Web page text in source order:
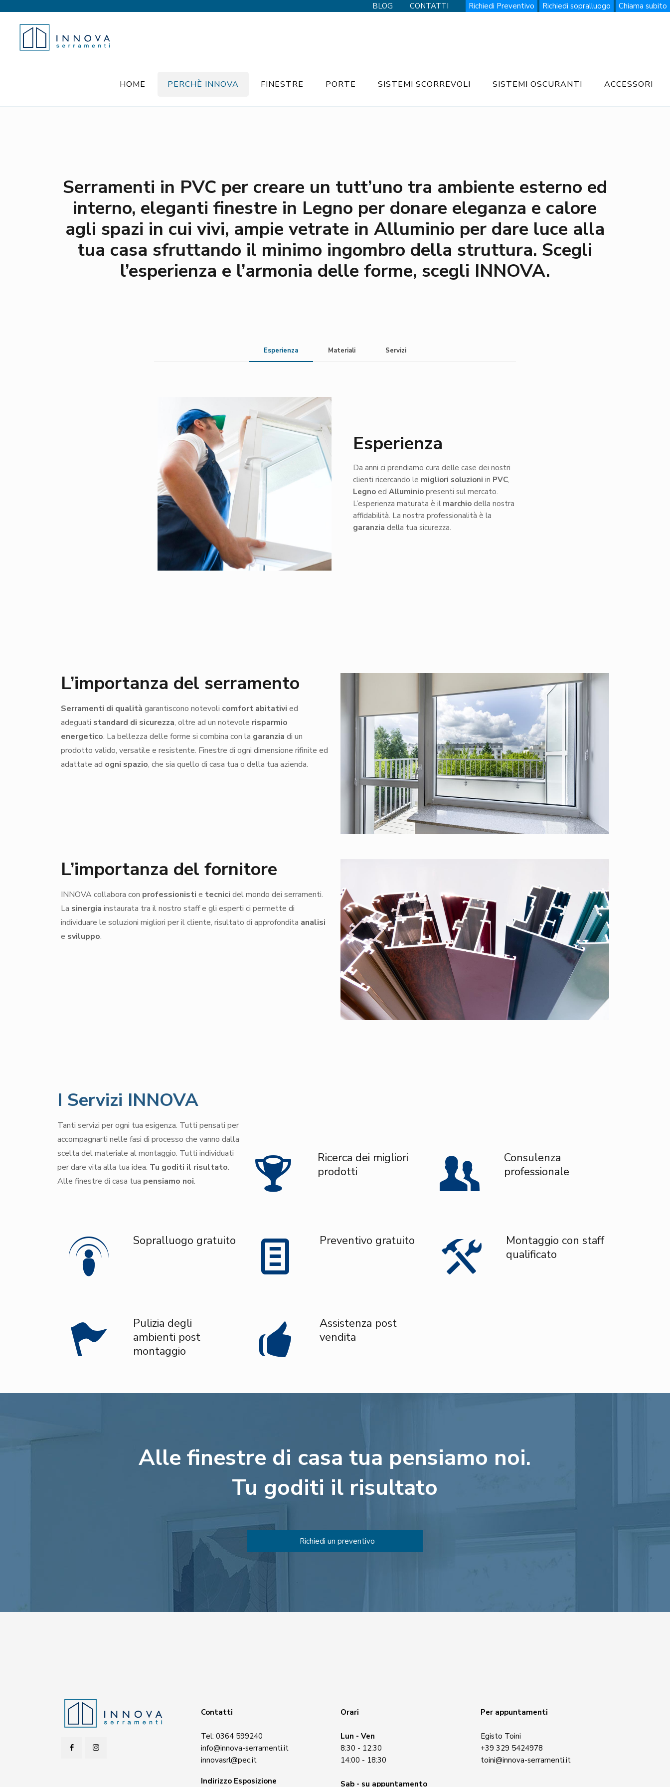
BLOG CONTATTI Richiedi Preventivo Richiedi sopralluogo Chiama subito
HOME PERCHÈ INNOVA FINESTRE PORTE SISTEMI SCORREVOLI SISTEMI OSCURANTI ACCESSORI
Serramenti in PVC per creare un tutt’uno tra ambiente esterno ed
interno, eleganti finestre in Legno per donare eleganza e calore
agli spazi in cui vivi, ampie vetrate in Alluminio per dare luce alla
tua casa sfruttando il minimo ingombro della struttura. Scegli
l’esperienza e l’armonia delle forme, scegli INNOVA.
Esperienza Materiali Servizi
Esperienza
Da anni ci prendiamo cura delle case dei nostri
clienti ricercando le migliori soluzioni in PVC,
Legno edAlluminio presenti sul mercato.
L’esperienza maturata è il marchio della nostra
affidabilità. La nostra professionalità è la
garanzia della tua sicurezza.
L’importanza del serramento
Serramenti di qualità garantiscono notevoli comfort abitativi ed
adeguati standard di sicurezza, oltre ad un notevole risparmio
energetico. La bellezza delle forme si combina con la garanzia di un
prodotto valido, versatile e resistente. Finestre di ogni dimensione rifinite ed
adattate ad ogni spazio, che sia quello di casa tua o della tua azienda.
L’importanza del fornitore
INNOVA collabora con professionisti e tecnici del mondo dei serramenti.
La sinergia instaurata tra il nostro staff e gli esperti ci permette di
individuare le soluzioni migliori per il cliente, risultato di approfondita analisi
e sviluppo.
I Servizi INNOVA
Tanti servizi per ogni tua esigenza. Tutti pensati per
accompagnarti nelle fasi di processo che vanno dalla
scelta del materiale al montaggio. Tutti individuati
per dare vita alla tua idea. Tu goditi il risultato.
Alle finestre di casa tua pensiamo noi.
Ricerca dei migliori
prodotti
Consulenza
professionale
Sopralluogo gratuito Preventivo gratuito
Montaggio con staff
qualificato
Pulizia degli
ambienti post
montaggio
Assistenza post
vendita
Alle finestre di casa tua pensiamo noi.
Tu goditi il risultato
Richiedi un preventivo
Contatti
Tel: 0364 599240
info@innova-serramenti.it
innovasrl@pec.it
Indirizzo Esposizione
Orari
Lun - Ven
8:30 - 12:30
14:00 - 18:30
Sab - su appuntamento
Per appuntamenti
Egisto Toini
+39 329 5424978
toini@innova-serramenti.it